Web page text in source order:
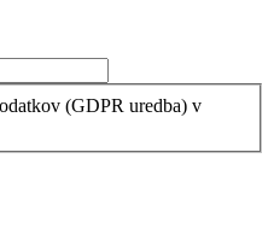
(GDPR uredba) v